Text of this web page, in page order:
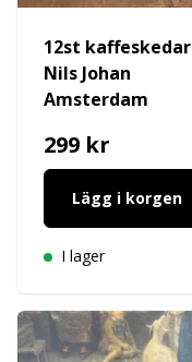
12st kaffeskedar
Nils Johan
Amsterdam
299 kr
Lägg i korgen
I lager